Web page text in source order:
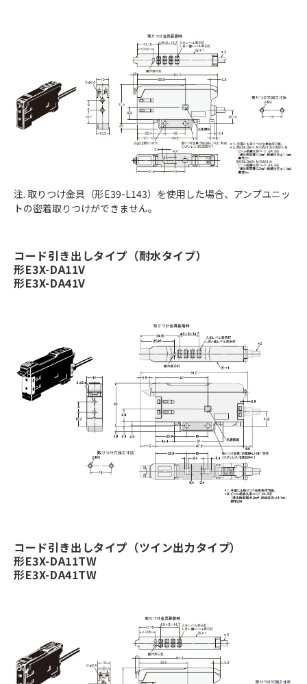
注. 取りつけ金具（形E39-L143）を使用した場合、アンプユニッ
トの密着取りつけができません。
コード引き出しタイプ（耐水タイプ）
形E3X-DA11V
形E3X-DA41V
コード引き出しタイプ（ツイン出力タイプ）
形E3X-DA11TW
形E3X-DA41TW